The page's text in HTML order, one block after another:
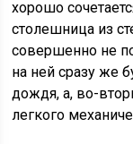
хорошо
столешница из
совершенно не
на ней сразу же
дождя, а, во-
легкого